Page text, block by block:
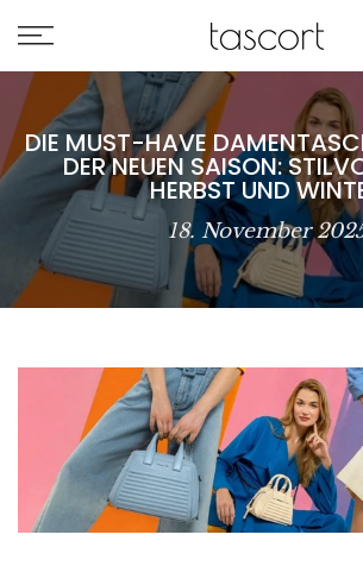
Zum
springen
DIE MUST-HAVE
DER NEUEN SAISON:
HERBST UND
18. November